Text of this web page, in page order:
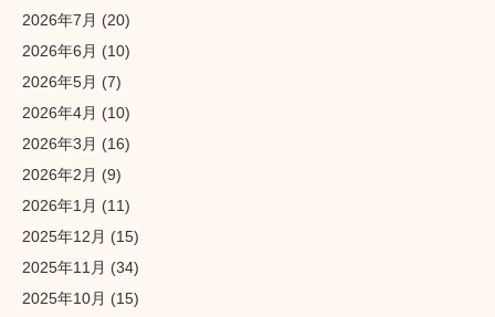
2026年7月 (20)
2026年6月 (10)
2026年5月 (7)
2026年4月 (10)
2026年3月 (16)
2026年2月 (9)
2026年1月 (11)
2025年12月 (15)
2025年11月 (34)
2025年10月 (15)